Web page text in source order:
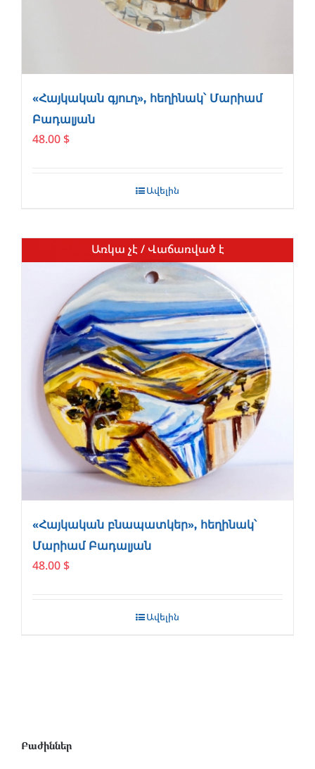
«Հայկական գյուղ», հեղինակ՝ Մարիամ
Բադալյան
48.00 $
Ավելին
Առկա չէ / Վաճառված է
«Հայկական բնապատկեր», հեղինակ՝
Մարիամ Բադալյան
48.00 $
Ավելին
Բաժիններ